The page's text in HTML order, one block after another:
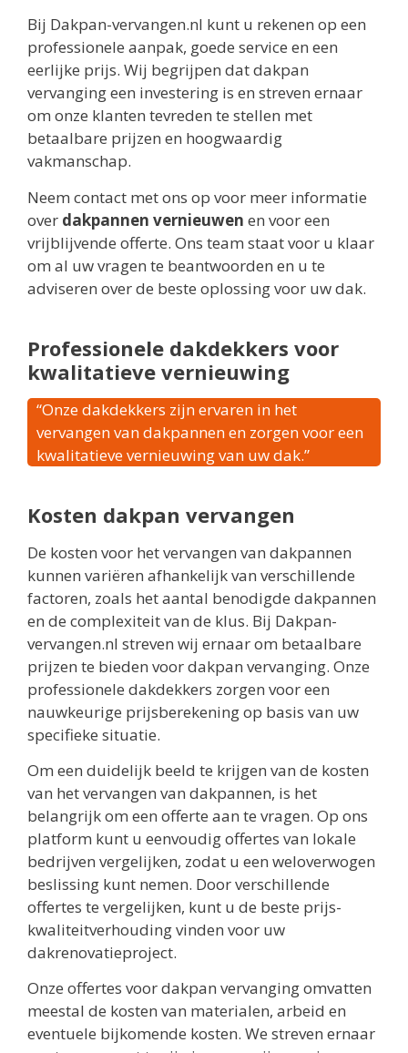
Bij Dakpan-vervangen.nl kunt u rekenen op een
professionele aanpak, goede service en een
eerlijke prijs. Wij begrijpen dat dakpan
vervanging een investering is en streven ernaar
om onze klanten tevreden te stellen met
betaalbare prijzen en hoogwaardig
vakmanschap.
Neem contact met ons op voor meer informatie
over dakpannen vernieuwen en voor een
vrijblijvende offerte. Ons team staat voor u klaar
om al uw vragen te beantwoorden en u te
adviseren over de beste oplossing voor uw dak.
Professionele dakdekkers voor
kwalitatieve vernieuwing
“Onze dakdekkers zijn ervaren in het
vervangen van dakpannen en zorgen voor een
kwalitatieve vernieuwing van uw dak.”
Kosten dakpan vervangen
De kosten voor het vervangen van dakpannen
kunnen variëren afhankelijk van verschillende
factoren, zoals het aantal benodigde dakpannen
en de complexiteit van de klus. Bij Dakpan-
vervangen.nl streven wij ernaar om betaalbare
prijzen te bieden voor dakpan vervanging. Onze
professionele dakdekkers zorgen voor een
nauwkeurige prijsberekening op basis van uw
specifieke situatie.
Om een duidelijk beeld te krijgen van de kosten
van het vervangen van dakpannen, is het
belangrijk om een offerte aan te vragen. Op ons
platform kunt u eenvoudig offertes van lokale
bedrijven vergelijken, zodat u een weloverwogen
beslissing kunt nemen. Door verschillende
offertes te vergelijken, kunt u de beste prijs-
kwaliteitverhouding vinden voor uw
dakrenovatieproject.
Onze offertes voor dakpan vervanging omvatten
meestal de kosten van materialen, arbeid en
eventuele bijkomende kosten. We streven ernaar